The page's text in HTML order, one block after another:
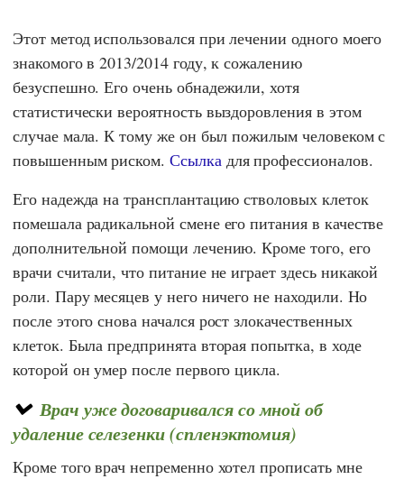
Этот метод использовался при лечении одного моего
знакомого в 2013/2014 году, к сожалению
безуспешно. Его очень обнадежили, хотя
статистически вероятность выздоровления в этом
случае мала. К тому же он был пожилым человеком с
повышенным риском. Ссылкадля профессионалов.
Его надежда на трансплантацию стволовых клеток
помешала радикальной смене его питания в качестве
дополнительной помощи лечению. Кроме того, его
врачи считали, что питание не играет здесь никакой
роли. Пару месяцев у него ничего не находили. Но
после этого снова начался рост злокачественных
клеток. Была предпринята вторая попытка, в ходе
которой он умер после первого цикла.
Врач уже договаривался со мной об
удаление селезенки (спленэктомия)
Кроме того врач непременно хотел прописать мне